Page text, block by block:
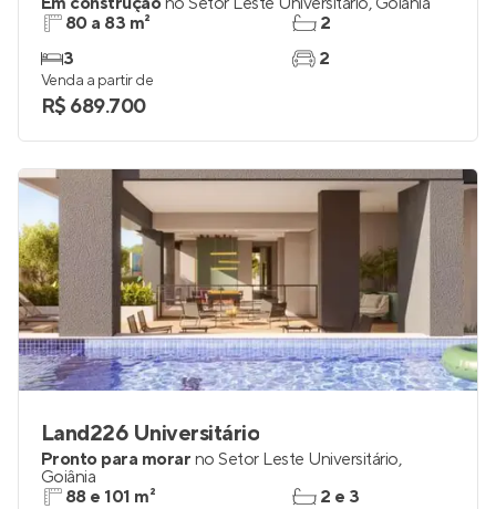
80 a 83 m²
3
2
2
Venda a partir de
R$ 689.700
Land226 Universitário
Pronto para morar no Setor Leste Universitário,
Goiânia
88 e 101 m²
2 e 3